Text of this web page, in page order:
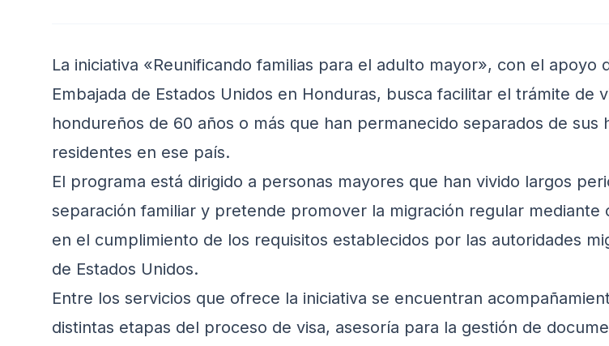
La iniciativa «Reunificando familias para el adulto mayor», con el apoyo
Embajada de Estados Unidos en Honduras, busca facilitar el trámite de
hondureños de 60 años o más que han permanecido separados de sus
residentes en ese país.
El programa está dirigido a personas mayores que han vivido largos
separación familiar y pretende promover la migración regular mediante
en el cumplimiento de los requisitos establecidos por las autoridades
de Estados Unidos.
Entre los servicios que ofrece la iniciativa se encuentran
distintas etapas del proceso de visa, asesoría para la gestión de